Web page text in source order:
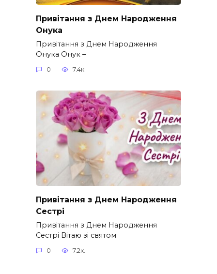
Привітання з Днем Народження
Онука
Привітання з Днем Народження
Онука Онук –
0 7.4к.
Привітання з Днем Народження
Сестрі
Привітання з Днем Народження
Сестрі Вітаю зі святом
0 7.2к.